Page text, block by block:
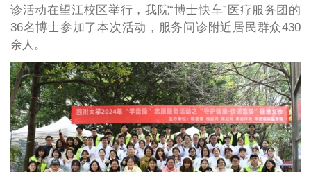
诊活动在望江校区举行，我院“博士快车”医疗服务团的
36名博士参加了本次活动，服务问诊附近居民群众430
余人。